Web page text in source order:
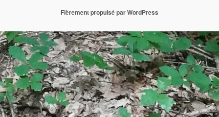
Fièrement propulsé par WordPress